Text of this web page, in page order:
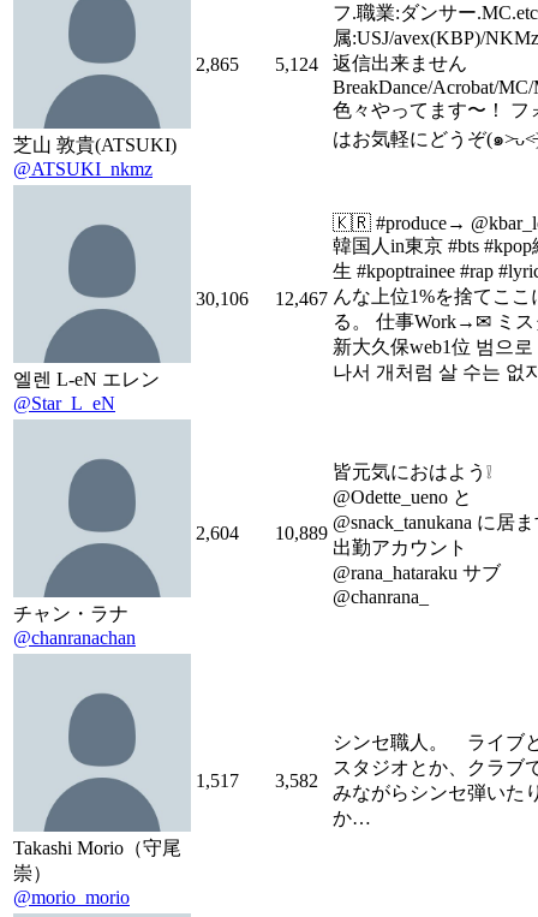
芝山 敦貴(ATSUKI)
@ATSUKI_nkmz
2,865 5,124
フ.職業:ダンサー
属:USJ/avex(KBP)/
返信出来ません
BreakDance/Acrobat/
色々やってます〜！ フ
はお気軽にどうぞ(๑
엘렌 L-eN エレン
@Star_L_eN
30,106 12,467
🇰🇷 #produce→
韓国人in東京 #bts #kpop
生 #kpoptrainee #rap
んな上位1%を捨てここ
る。 仕事Work→✉ ミス
新大久保web1位 범으로
나서 개처럼 살 수는 없
チャン・ラナ‎
@chanranachan
2,604 10,889
皆元気におはよう❕
@Odette_ueno と
@snack_tanukana に居
出勤アカウント
@rana_hataraku サブ
@chanrana_
Takashi Morio（守尾
崇）
@morio_morio
1,517 3,582
シンセ職人。 ライブ
スタジオとか、クラブ
みながらシンセ弾いた
か…